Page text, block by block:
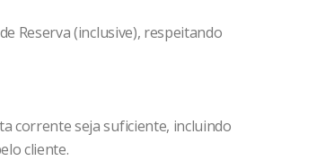
Reserva (inclusive), respeitando
corrente seja suficiente, incluindo
cliente.